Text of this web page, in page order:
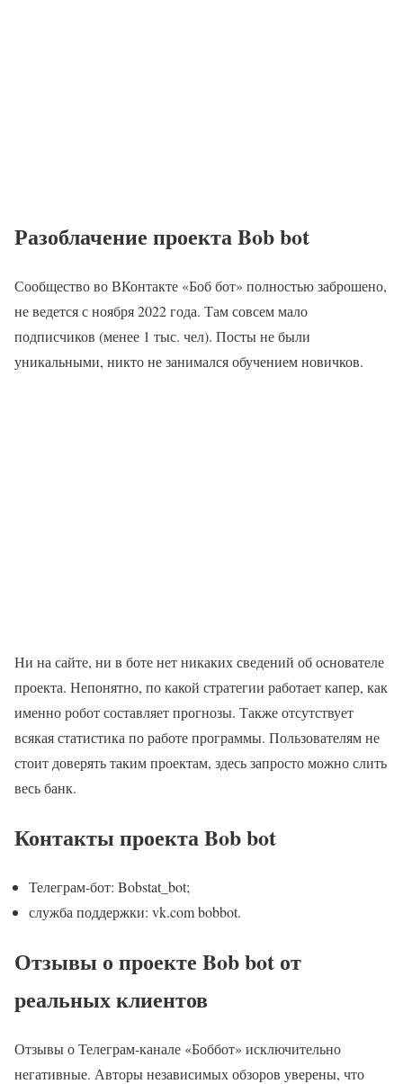
Разоблачение проекта Bob bot
Сообщество во ВКонтакте «Боб бот» полностью заброшено,
не ведется с ноября 2022 года. Там совсем мало
подписчиков (менее 1 тыс. чел). Посты не были
уникальными, никто не занимался обучением новичков.
Ни на сайте, ни в боте нет никаких сведений об основателе
проекта. Непонятно, по какой стратегии работает капер, как
именно робот составляет прогнозы. Также отсутствует
всякая статистика по работе программы. Пользователям не
стоит доверять таким проектам, здесь запросто можно слить
весь банк.
Контакты проекта Bob bot
Телеграм-бот: Bobstat_bot;
служба поддержки: vk.com bobbot.
Отзывы о проекте Bob bot от
реальных клиентов
Отзывы о Телеграм-канале «Боббот» исключительно
негативные. Авторы независимых обзоров уверены, что